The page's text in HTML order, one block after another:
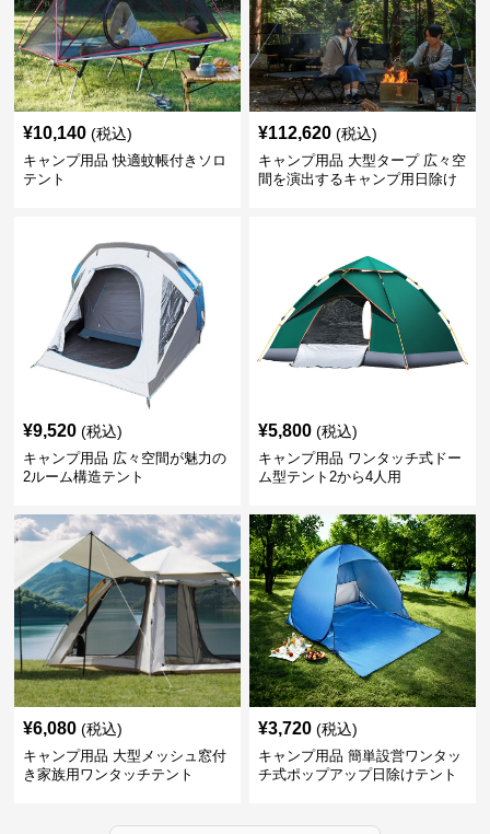
¥10,140 (税込)
キャンプ用品 快適蚊帳付きソロ
テント
¥112,620 (税込)
キャンプ用品 大型タープ 広々空
間を演出するキャンプ用日除け
¥9,520 (税込)
キャンプ用品 広々空間が魅力の
2ルーム構造テント
¥5,800 (税込)
キャンプ用品 ワンタッチ式ドー
ム型テント2から4人用
¥6,080 (税込)
キャンプ用品 大型メッシュ窓付
き家族用ワンタッチテント
¥3,720 (税込)
キャンプ用品 簡単設営ワンタッ
チ式ポップアップ日除けテント